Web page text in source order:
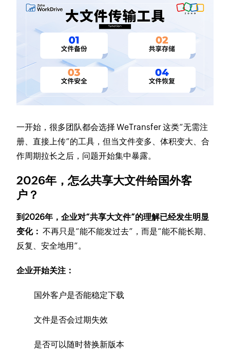
一开始，很多团队都会选择 WeTransfer 这类“无需注
册、直接上传”的工具，但当文件变多、体积变大、合
作周期拉长之后，问题开始集中暴露。
2026年，怎么共享大文件给国外客
户？
到2026年，企业对“共享大文件”的理解已经发生明显
变化：不再只是“能不能发过去”，而是“能不能长期、
反复、安全地用”。
企业开始关注：
国外客户是否能稳定下载
文件是否会过期失效
是否可以随时替换新版本